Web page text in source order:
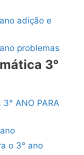
adição e
problemas
3°
3° ANO PARA
o 3° ano